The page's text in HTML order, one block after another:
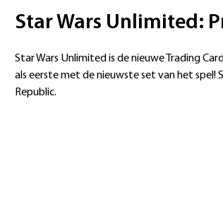
Star Wars Unlimited:
Star Wars Unlimited is de nieuwe Trading
als eerste met de nieuwste set van het spel!
Republic.